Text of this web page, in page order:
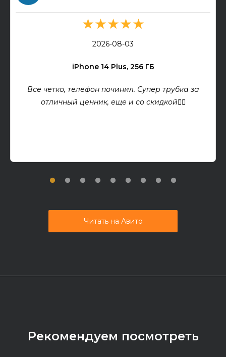
★★★★★
2026-08-03
iPhone 14 Plus, 256 ГБ
Все четко, телефон починил. Супер трубка за
отличный ценник, еще и со скидкой👍🏻
Читать на Авито
Рекомендуем посмотреть